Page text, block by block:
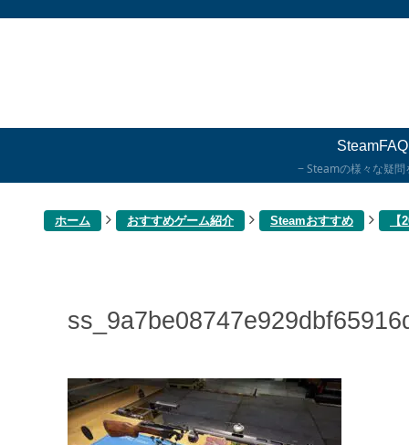
SteamFAQ
Steamの様々な疑問
ホーム おすすめゲーム紹介 Steamおすすめ